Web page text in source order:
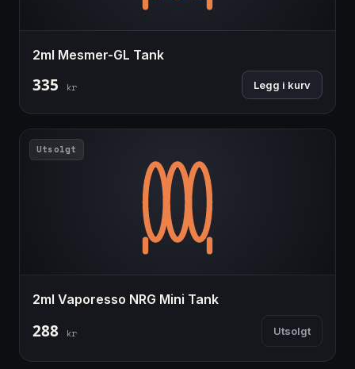
2ml Mesmer-GL Tank
335 kr Legg i kurv
Utsolgt
2ml Vaporesso NRG Mini Tank
288 kr Utsolgt